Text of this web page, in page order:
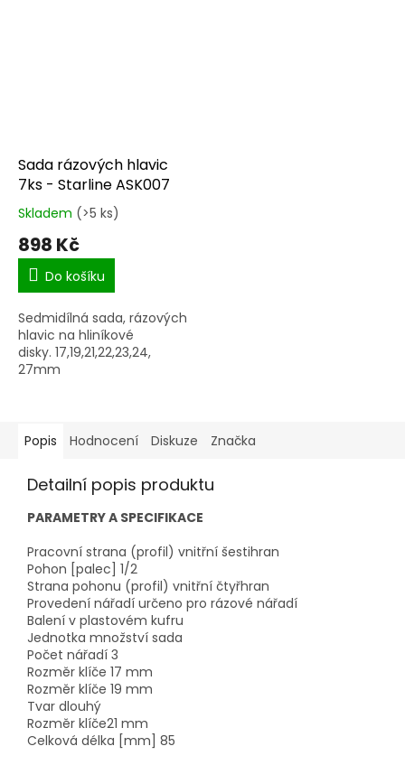
Sada rázových hlavic
7ks - Starline ASK007
Průměrné
hodnocení
produktu
5,0
5
hvězdiček.
Skladem (>5 ks)
898 Kč
Do košíku
Sedmidílná sada, rázových
hlavic na hliníkové
disky. 17,19,21,22,23,24,
27mm
Popis Hodnocení Diskuze Značka
Detailní popis produktu
PARAMETRY A SPECIFIKACE
Pracovní strana (profil) vnitřní šestihran
Pohon [palec] 1/2
Strana pohonu (profil) vnitřní čtyřhran
Provedení nářadí určeno pro rázové nářadí
Balení v plastovém kufru
Jednotka množství sada
Počet nářadí 3
Rozměr klíče 17 mm
Rozměr klíče 19 mm
Tvar dlouhý
Rozměr klíče21 mm
Celková délka [mm] 85